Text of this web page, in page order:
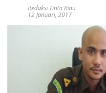
Redaksi Tinta Riau
12 Januari, 2017